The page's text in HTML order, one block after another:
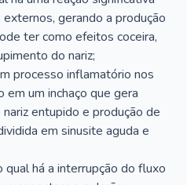
gerando a produção
ter como efeitos coceira,
do nariz;
processo inflamatório nos
um inchaço que gera
entupido e produção de
em sinusite aguda e
qual há a interrupção do fluxo